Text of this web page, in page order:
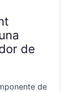
de
de